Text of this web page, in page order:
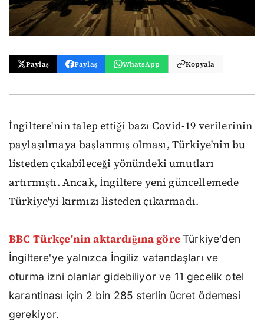
Paylaş Paylaş WhatsApp Kopyala
İngiltere'nin talep ettiği bazı Covid-19 verilerinin
paylaşılmaya başlanmış olması, Türkiye'nin bu
listeden çıkabileceği yönündeki umutları
artırmıştı. Ancak, İngiltere yeni güncellemede
Türkiye'yi kırmızı listeden çıkarmadı.
BBC Türkçe'nin aktardığına göre Türkiye'den
İngiltere'ye yalnızca İngiliz vatandaşları ve
oturma izni olanlar gidebiliyor ve 11 gecelik otel
karantinası için 2 bin 285 sterlin ücret ödemesi
gerekiyor.